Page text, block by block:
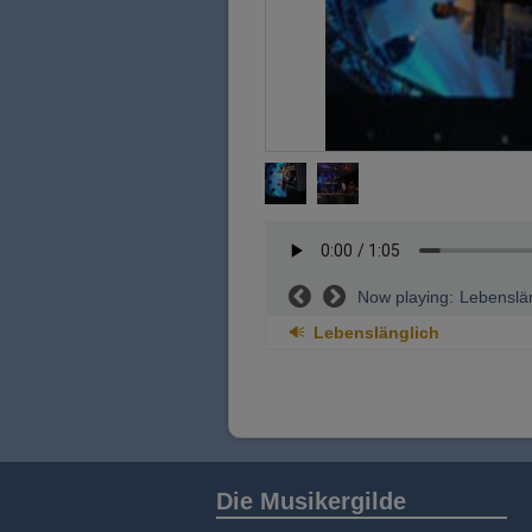
Now playing:
Lebenslänglich
Die Musikergilde